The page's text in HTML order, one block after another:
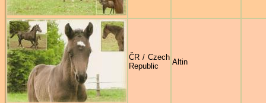
ČR / Czech
Republic
Altin